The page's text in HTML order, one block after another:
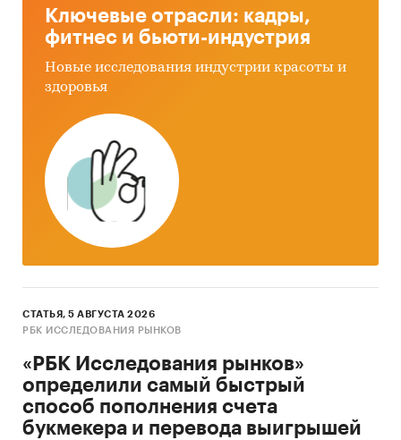
Ключевые отрасли: кадры,
фитнес и бьюти-индустрия
Новые исследования индустрии красоты и
здоровья
СТАТЬЯ, 5 АВГУСТА 2026
РБК ИССЛЕДОВАНИЯ РЫНКОВ
«РБК Исследования рынков»
определили самый быстрый
способ пополнения счета
букмекера и перевода выигрышей